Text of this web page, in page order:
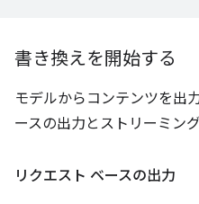
書き換えを開始する
モデルからコンテンツを出
ースの出力とストリーミン
リクエスト ベースの出力